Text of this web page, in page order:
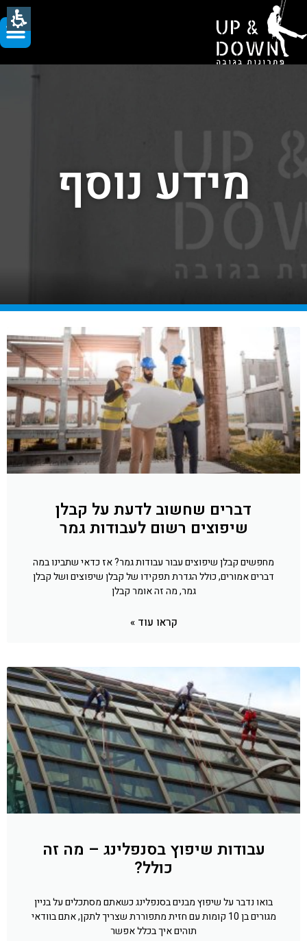
מידע נוסף
דברים שחשוב לדעת על קבלן
שיפוצים רשום לעבודות גמר
מחפשים קבלן שיפוצים עבור עבודות גמר? אז כדאי שתבינו במה
דברים אמורים, כולל הגדרת תפקידו של קבלן שיפוצים ושל קבלן
גמר, מה זה אומר קבלן
קראו עוד »
עבודות שיפוץ בסנפלינג – מה זה
כולל?
בואו נדבר על שיפוץ מבנים בסנפלינג כשאתם מסתכלים על בניין
מגורים בן 10 קומות עם חזית מתפוררת שצריך לתקן, אתם בוודאי
תוהים איך בכלל אפשר